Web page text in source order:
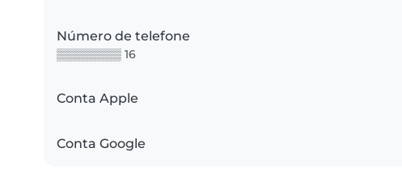
Número de telefone
▒▒▒▒▒▒▒▒ 16
Conta Apple
Conta Google